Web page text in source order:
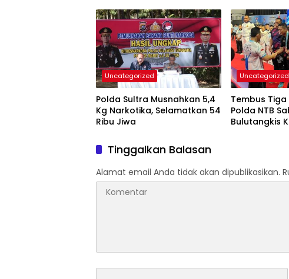
Penyimpangan Sosial
Uncategorized
Polda Sultra Musnahkan 5,4
Kg Narkotika, Selamatkan 54
Ribu Jiwa
Uncategorized
Tembus
Polda NTB
Bulutangkis
Tinggalkan Balasan
Alamat email Anda tidak akan dipublikasikan.